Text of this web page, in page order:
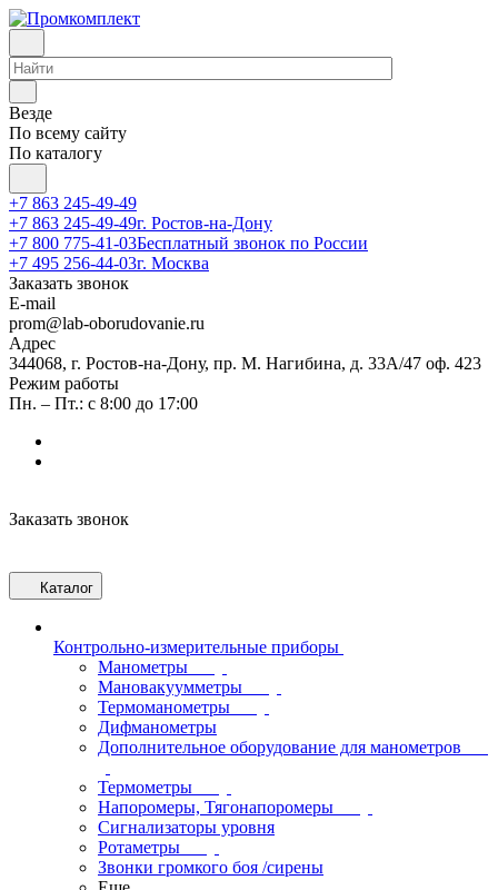
Везде
По всему сайту
По каталогу
+7 863 245-49-49
+7 863 245-49-49г. Ростов-на-Дону
+7 800 775-41-03Бесплатный звонок по России
+7 495 256-44-03г. Москва
Заказать звонок
E-mail
prom@lab-oborudovanie.ru
Адрес
344068, г. Ростов-на-Дону, пр. М. Нагибина, д. 33А/47 оф. 423
Режим работы
Пн. – Пт.: с 8:00 до 17:00
Заказать звонок
Каталог
Контрольно-измерительные приборы
Манометры
Мановакуумметры
Термоманометры
Дифманометры
Дополнительное оборудование для манометров
Термометры
Напоромеры, Тягонапоромеры
Сигнализаторы уровня
Ротаметры
Звонки громкого боя /сирены